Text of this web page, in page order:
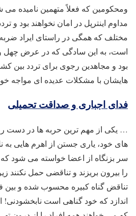
ومحکومین که فعلاً متهمین نامیده می
مداوم اینترپل در امان نخواهند بود و
مختلف که همگی در راستای ایراد ضربه
است، به این سادگی که در عرض چهل و
بود و مجاهدین رجوی برای تردد بین
هایشان با مشکلات عدیده ای مواجه
فدای اجباری و صداقت تحمیلی
… یکی از مهم ترین حربه ها در دست
های خود، یاری جستن از اهرم هایی
سر بزنگاه از اعضا خواسته می شود
را بیرون بریزند و تناقضی حمل نکنند
تناقض گناه کبیره محسوب شده و بین
اندازد که خود گناهی است